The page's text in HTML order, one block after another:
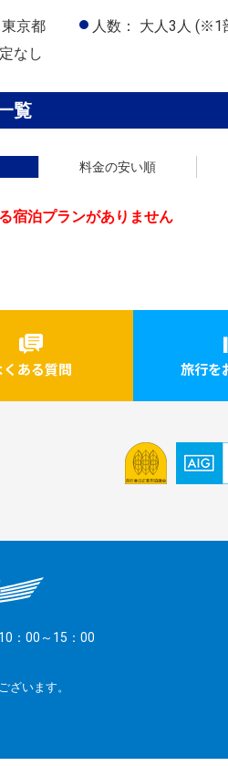
京都 人数： 大人3人 (※1
なし
覧
料金の安い順
宿泊プランがありません
くある質問 旅行を
：00～15：00
ざいます。